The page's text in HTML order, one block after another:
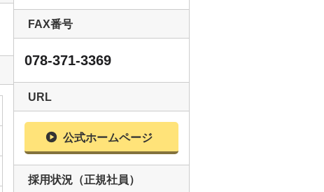
FAX番号
078-371-3369
URL
公式ホームページ
採用状況（正規社員）